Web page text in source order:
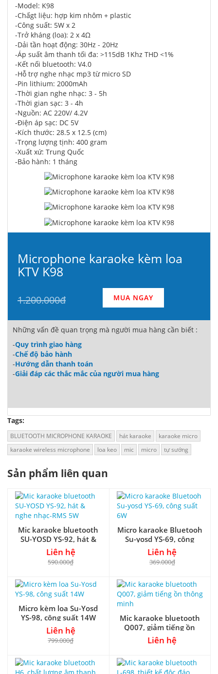
-Model: K98
-Chấgt liệu: hợp kim nhôm + plastic
-Công suất: 5W x 2
-Trở kháng (loa): 2 x 4Ω
-Dải tần hoạt động: 30Hz - 20Hz
-Áp suất âm thanh tối đa: >115dB 1Khz THD <1%
-Kết nối bluetooth: V4.0
-Hỗ trợ nghe nhạc mp3 từ micro SD
-Pin lithium: 2000mAh
-Thời gian nghe nhạc: 3 - 5h
-Thời gian sạc: 3 - 4h
-Nguồn: AC 220V/ 4.2V
-Điện áp sạc: DC 5V
-Kích thước: 28.5 x 12.5 (cm)
-Trọng lượng tịnh: 400 gram
-Xuất xứ: Trung Quốc
-Bảo hành: 1 tháng
Microphone karaoke kèm loa
KTV K98
1.200.000đ MUA NGAY
Những vấn đề quan trọng mà người mua hàng cần biết :
-Quy trình giao hàng
-Chế độ bảo hành
-Hướng dẫn thanh toán
-Giải đáp các thắc mắc của người mua hàng
Tags:
BLUETOOTH MICROPHONE KARAOKE hát karaoke
karaoke micro
karaoke wireless microphone
loa keo mic micro tự sướng
Sản phẩm liên quan
Mic karaoke bluetooth
SU-YOSD YS-92, hát &
nghe nhạc-RMS 5W
Liên hệ
590.000₫
Micro karaoke Bluetooh
Su-yosd YS-69, công
suất 6W
Liên hệ
369.000₫
Micro kèm loa Su-Yosd
YS-98, công suất 14W
Liên hệ
799.000₫
Mic karaoke bluetooth
Q007, giảm tiếng ồn
thông minh
Liên hệ